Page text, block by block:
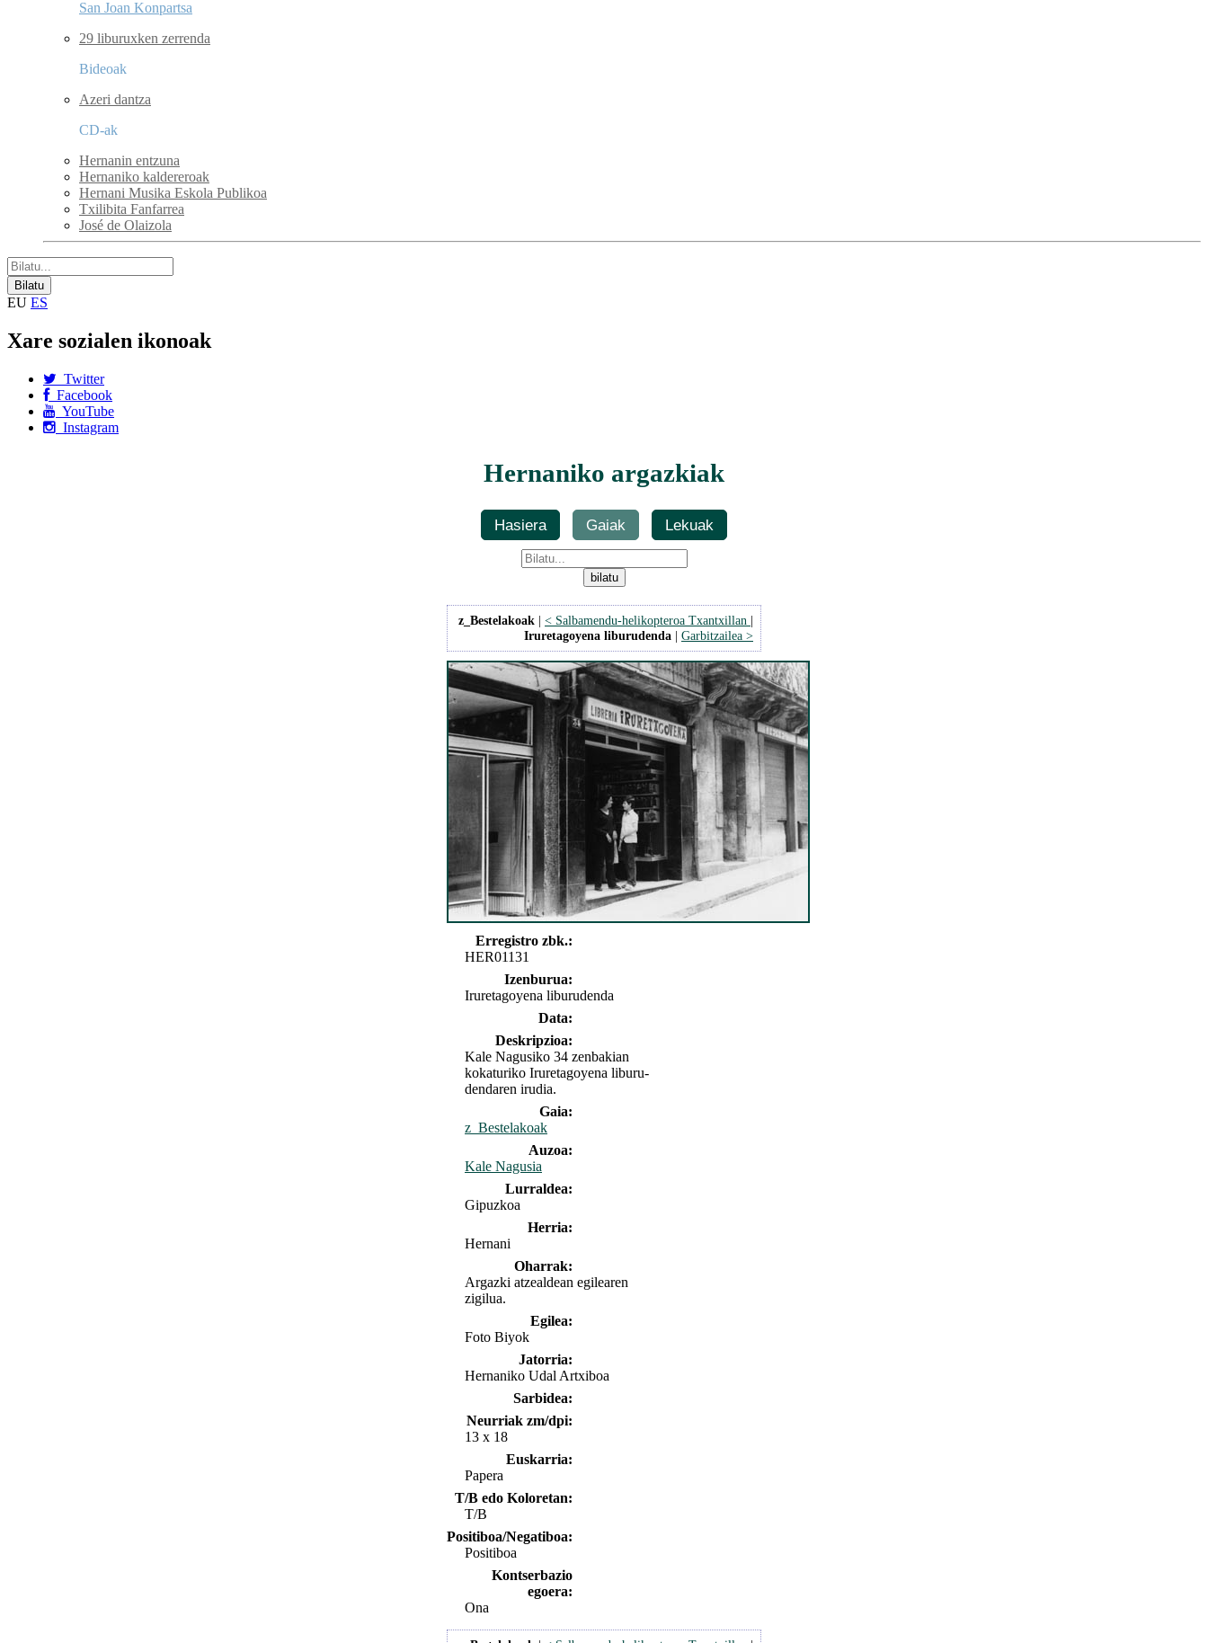
San Joan Konpartsa
29 liburuxken zerrenda
Bideoak
Azeri dantza
CD-ak
Hernanin entzuna
Hernaniko kaldereroak
Hernani Musika Eskola Publikoa
Txilibita Fanfarrea
José de Olaizola
EU ES
Xare sozialen ikonoak
Twitter
Facebook
YouTube
Instagram
Hernaniko argazkiak
Hasiera Gaiak Lekuak
z_Bestelakoak | < Salbamendu-helikopteroa Txantxillan |
Iruretagoyena liburudenda | Garbitzailea >
Erregistro zbk.:
HER01131
Izenburua:
Iruretagoyena liburudenda
Data:
Deskripzioa:
Kale Nagusiko 34 zenbakian
kokaturiko Iruretagoyena liburu-
dendaren irudia.
Gaia:
z_Bestelakoak
Auzoa:
Kale Nagusia
Lurraldea:
Gipuzkoa
Herria:
Hernani
Oharrak:
Argazki atzealdean egilearen
zigilua.
Egilea:
Foto Biyok
Jatorria:
Hernaniko Udal Artxiboa
Sarbidea:
Neurriak zm/dpi:
13 x 18
Euskarria:
Papera
T/B edo Koloretan:
T/B
Positiboa/Negatiboa:
Positiboa
Kontserbazio
egoera:
Ona